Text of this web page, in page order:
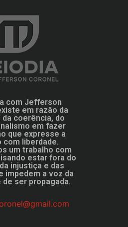
com Jefferson
em razão da
da coerência, do
em fazer
que expresse a
com liberdade.
um trabalho com
estar fora do
injustiça e das
impedem a voz da
de ser propagada.